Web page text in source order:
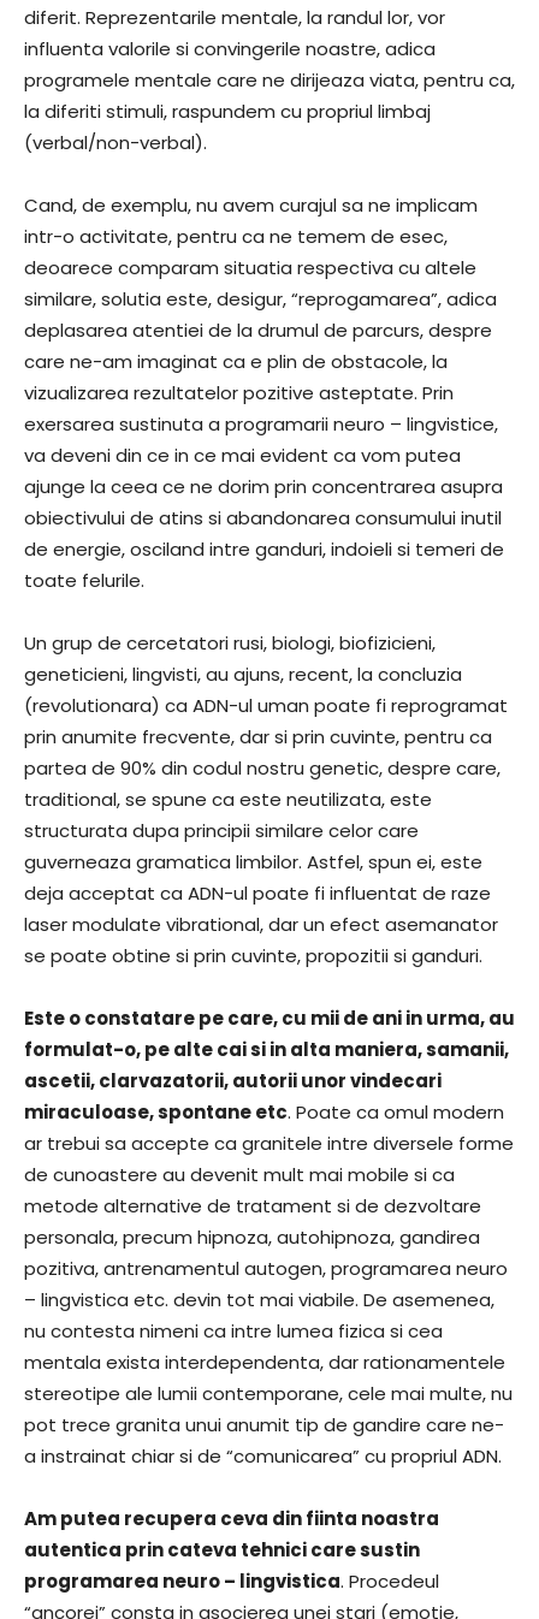
diferit. Reprezentarile mentale, la randul lor, vor
influenta valorile si convingerile noastre, adica
programele mentale care ne dirijeaza viata, pentru ca,
la diferiti stimuli, raspundem cu propriul limbaj
(verbal/non-verbal).
Cand, de exemplu, nu avem curajul sa ne implicam
intr-o activitate, pentru ca ne temem de esec,
deoarece comparam situatia respectiva cu altele
similare, solutia este, desigur, “reprogamarea”, adica
deplasarea atentiei de la drumul de parcurs, despre
care ne-am imaginat ca e plin de obstacole, la
vizualizarea rezultatelor pozitive asteptate. Prin
exersarea sustinuta a programarii neuro – lingvistice,
va deveni din ce in ce mai evident ca vom putea
ajunge la ceea ce ne dorim prin concentrarea asupra
obiectivului de atins si abandonarea consumului inutil
de energie, osciland intre ganduri, indoieli si temeri de
toate felurile.
Un grup de cercetatori rusi, biologi, biofizicieni,
geneticieni, lingvisti, au ajuns, recent, la concluzia
(revolutionara) ca ADN-ul uman poate fi reprogramat
prin anumite frecvente, dar si prin cuvinte, pentru ca
partea de 90% din codul nostru genetic, despre care,
traditional, se spune ca este neutilizata, este
structurata dupa principii similare celor care
guverneaza gramatica limbilor. Astfel, spun ei, este
deja acceptat ca ADN-ul poate fi influentat de raze
laser modulate vibrational, dar un efect asemanator
se poate obtine si prin cuvinte, propozitii si ganduri.
Este o constatare pe care, cu mii de ani in urma, au
formulat-o, pe alte cai si in alta maniera, samanii,
ascetii, clarvazatorii, autorii unor vindecari
miraculoase, spontane etc. Poate ca omul modern
ar trebui sa accepte ca granitele intre diversele forme
de cunoastere au devenit mult mai mobile si ca
metode alternative de tratament si de dezvoltare
personala, precum hipnoza, autohipnoza, gandirea
pozitiva, antrenamentul autogen, programarea neuro
– lingvistica etc. devin tot mai viabile. De asemenea,
nu contesta nimeni ca intre lumea fizica si cea
mentala exista interdependenta, dar rationamentele
stereotipe ale lumii contemporane, cele mai multe, nu
pot trece granita unui anumit tip de gandire care ne-
a instrainat chiar si de “comunicarea” cu propriul ADN.
Am putea recupera ceva din fiinta noastra
autentica prin cateva tehnici care sustin
programarea neuro – lingvistica. Procedeul
“ancorei” consta in asocierea unei stari (emotie,